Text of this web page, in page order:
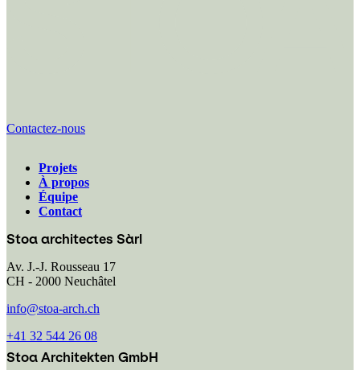
Contactez-nous
Navigation
principale
Projets
À propos
Équipe
Contact
Stoa architectes Sàrl
Av. J.-J. Rousseau 17
CH - 2000 Neuchâtel
info@stoa-arch.ch
+41 32 544 26 08
Stoa Architekten GmbH